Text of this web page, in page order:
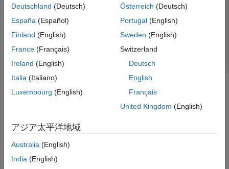
Deutschland (Deutsch)
España (Español)
Finland (English)
France (Français)
Ireland (English)
Italia (Italiano)
Luxembourg (English)
Österreich (Deutsch)
Portugal(English)
Sweden (English)
Switzerland
Deutsch
English
Français
United Kingdom (English)
アジア太平洋地域
Australia (English)
India (English)
© 1994-2026 The MathWorks, Inc.